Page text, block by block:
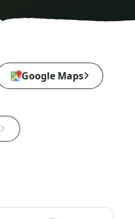
Google Maps